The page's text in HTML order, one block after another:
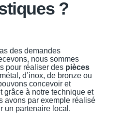
?
des demandes
nous sommes
pour réaliser des pièces
d’inox, de bronze ou
concevoir et
grâce à notre technique et
avons par exemple réalisé
un partenaire local.